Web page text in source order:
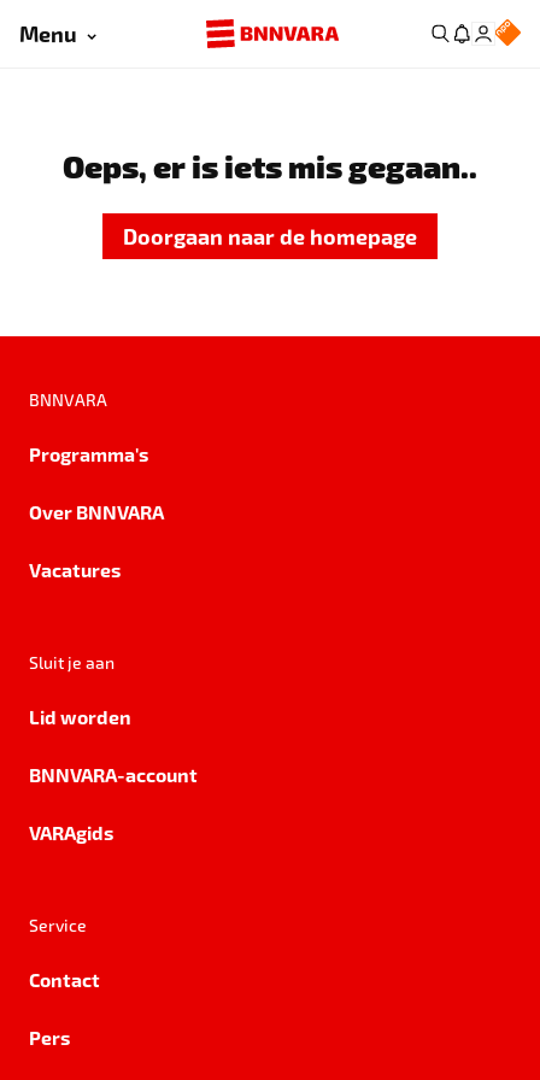
Menu
Oeps, er is iets mis gegaan..
Doorgaan naar de homepage
BNNVARA
Programma's
Over BNNVARA
Vacatures
Sluit je aan
Lid worden
BNNVARA-account
VARAgids
Service
Contact
Pers